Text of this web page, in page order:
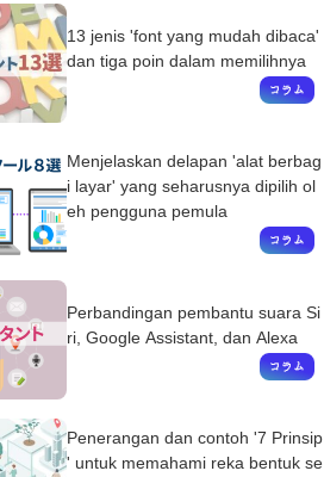
13 jenis 'font yang mudah dibaca'
dan tiga poin dalam memilihnya
Menjelaskan delapan 'alat berbag
i layar' yang seharusnya dipilih ol
eh pengguna pemula
Perbandingan pembantu suara Si
ri, Google Assistant, dan Alexa
Penerangan dan contoh '7 Prinsip
' untuk memahami reka bentuk se